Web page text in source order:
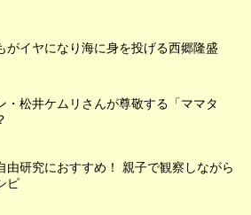
がイヤになり海に身を投げる西郷隆盛
・松井ケムリさんが尊敬する「ママタ
由研究におすすめ！ 親子で観察しながら
ピ